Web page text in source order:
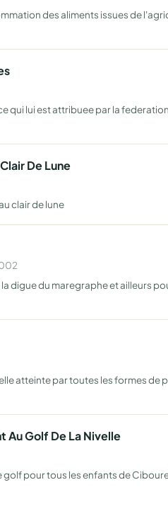
des aliments issues de
qui lui est attribuee par la
De Lune
clair de lune
digue du maregraphe et ailleurs
atteinte par toutes les formes
Golf De La Nivelle
pour tous les enfants de